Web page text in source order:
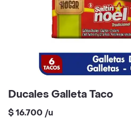
Ducales Galleta Taco
$ 16.700 /u